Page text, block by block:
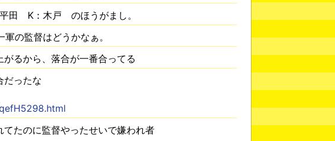
田 K：木戸 のほうがまし。
の監督はどうかなぁ。
るから、落合が一番合ってる
だったな
たのに監督やったせいで嫌われ者